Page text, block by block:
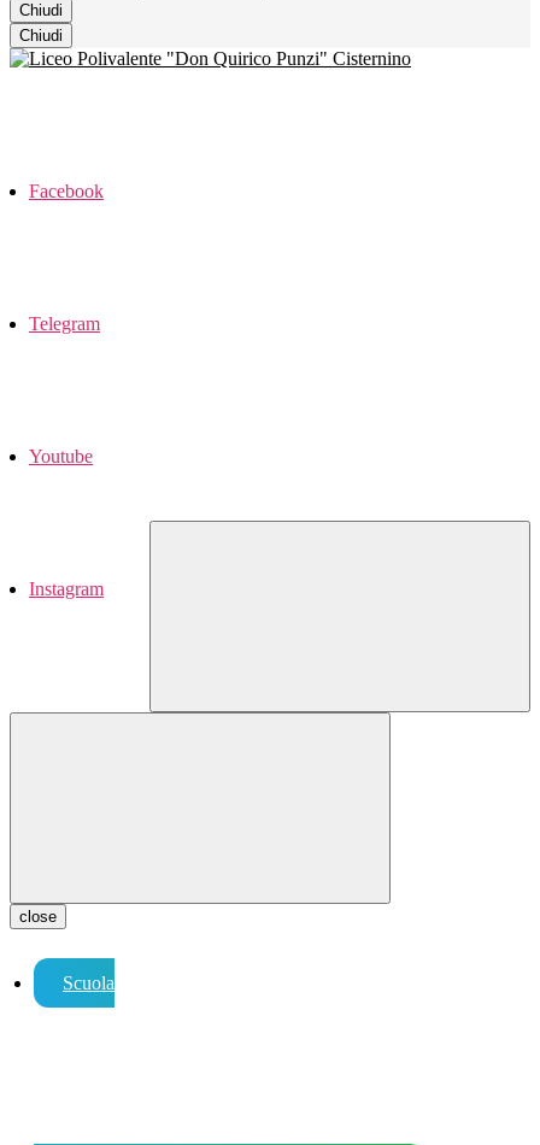
Chiudi
Chiudi
Facebook
Telegram
Youtube
Instagram
close
Scuola